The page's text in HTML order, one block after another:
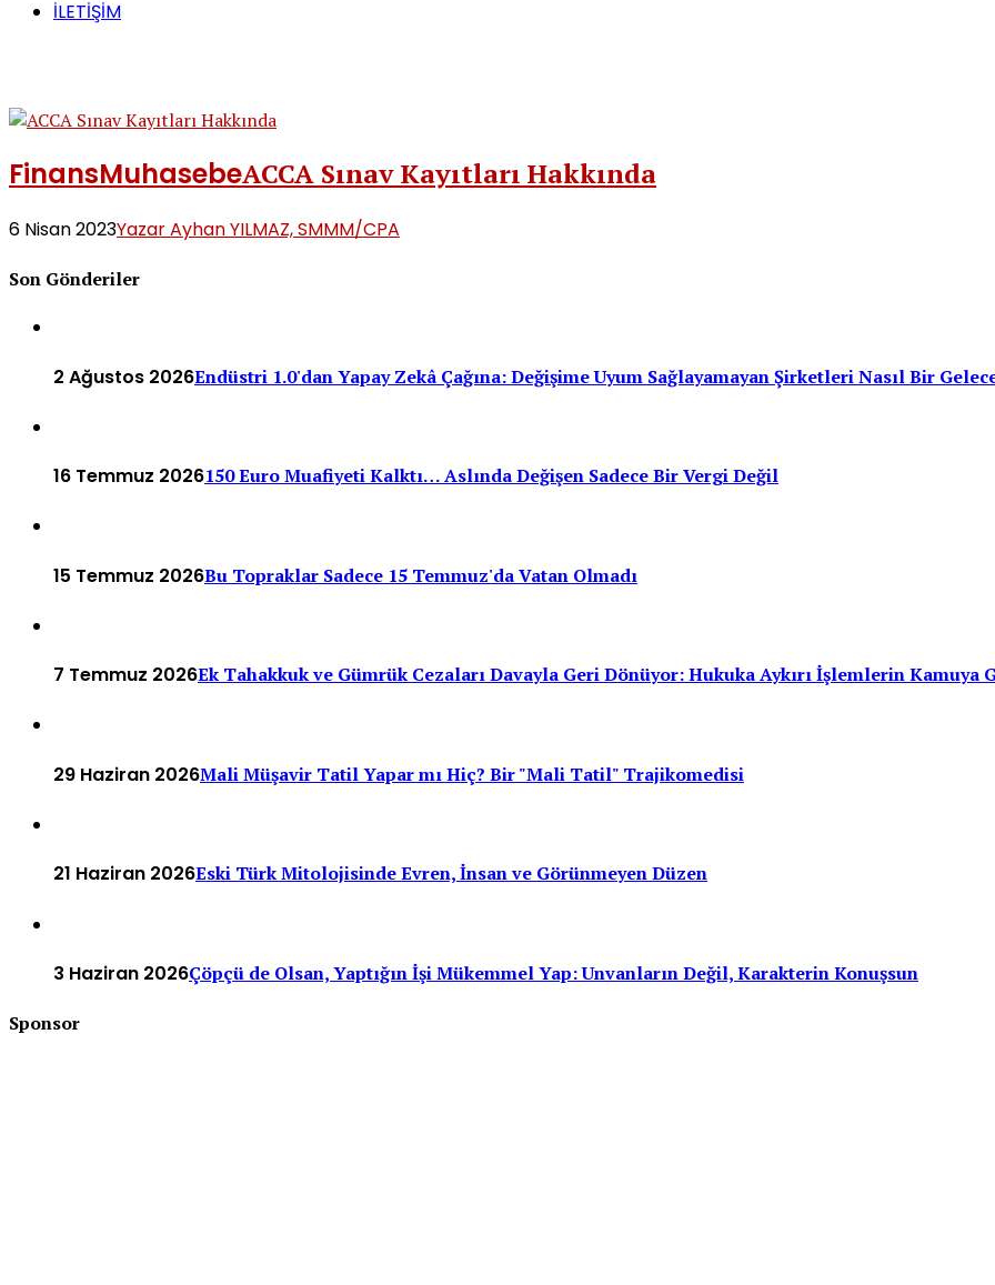
İLETİŞİM
FinansMuhasebeACCA Sınav Kayıtları Hakkında
6 Nisan 2023Yazar Ayhan YILMAZ, SMMM/CPA
Son Gönderiler
2 Ağustos 2026Endüstri 1.0'dan Yapay Zekâ Çağına: Değişime Uyum Sağlayamayan Şirketleri Nasıl Bir
16 Temmuz 2026150 Euro Muafiyeti Kalktı… Aslında Değişen Sadece Bir Vergi Değil
15 Temmuz 2026Bu Topraklar Sadece 15 Temmuz'da Vatan Olmadı
7 Temmuz 2026Ek Tahakkuk ve Gümrük Cezaları Davayla Geri Dönüyor: Hukuka Aykırı İşlemlerin Kamuya
29 Haziran 2026Mali Müşavir Tatil Yapar mı Hiç? Bir "Mali Tatil" Trajikomedisi
21 Haziran 2026Eski Türk Mitolojisinde Evren, İnsan ve Görünmeyen Düzen
3 Haziran 2026Çöpçü de Olsan, Yaptığın İşi Mükemmel Yap: Unvanların Değil, Karakterin Konuşsun
Sponsor